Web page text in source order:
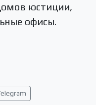
юстиции,
офисы.